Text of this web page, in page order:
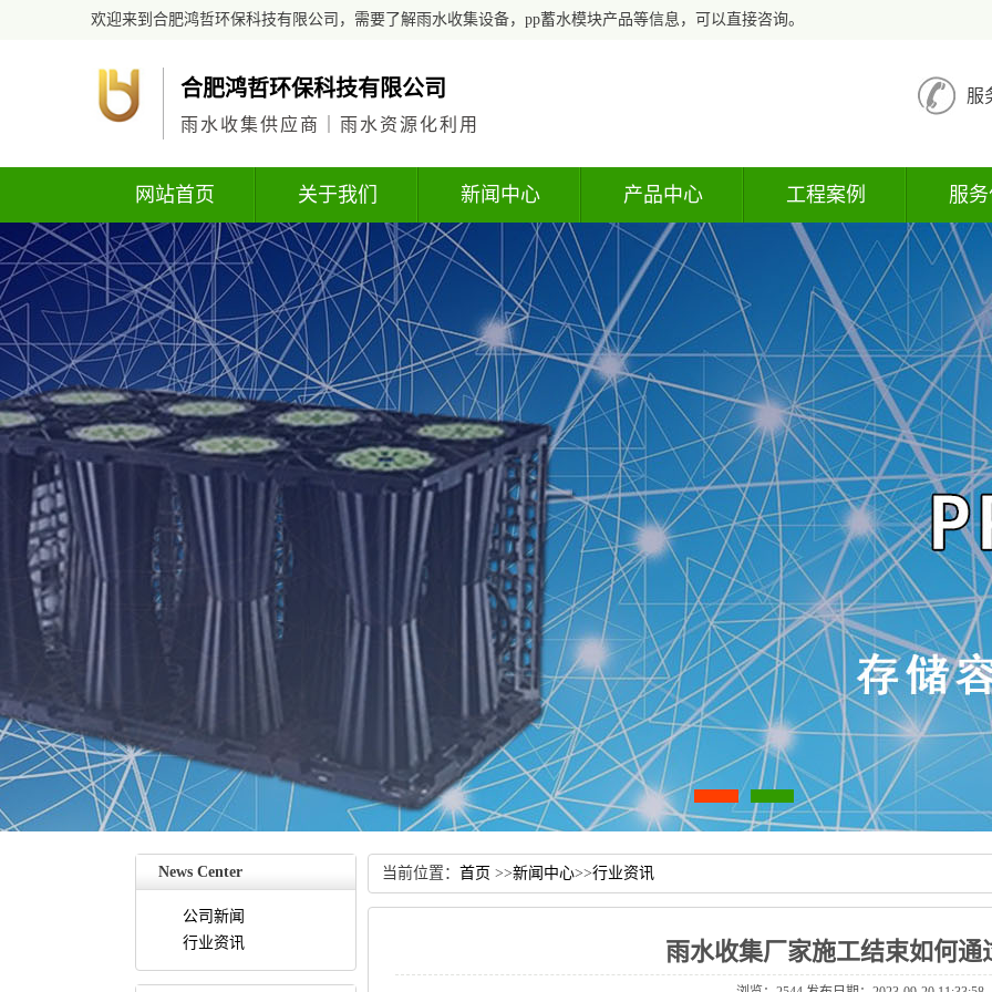
欢迎来到合肥鸿哲环保科技有限公司，需要了解雨水收集设备，pp蓄水模块产品等信息，可以直接咨询。
合肥鸿哲环保科技有限公司
雨水收集供应商｜雨水资源化利用
服
网站首页 关于我们 新闻中心 产品中心 工程案例 服
NewsCenter
公司新闻
行业资讯
当前位置： 首页 >>新闻中心>>行业资讯
雨水收集厂家施工结束如何通